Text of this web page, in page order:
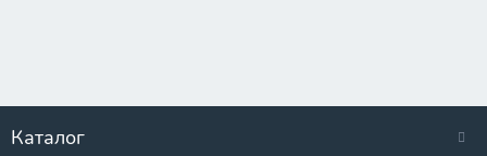
Каталог